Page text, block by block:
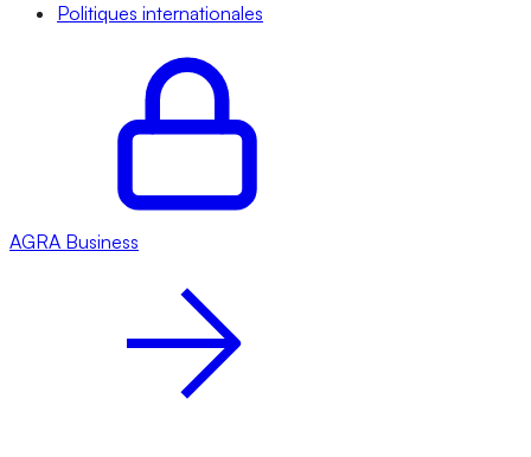
Politiques internationales
AGRA Business